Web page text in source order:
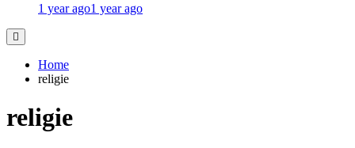
1 year ago1 year ago
Home
religie
religie